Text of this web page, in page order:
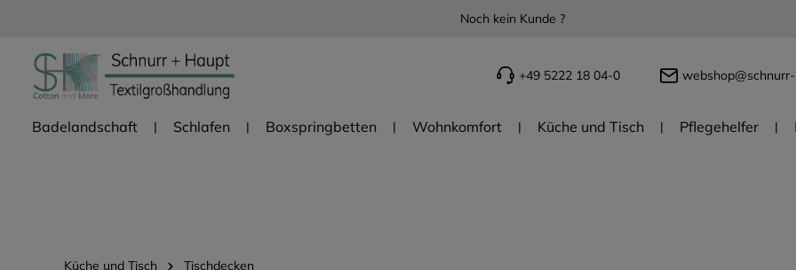
Noch kein Kunde ?
+49 5222 18 04-0
Badelandschaft Schlafen Boxspringbetten Wohnkomfort Küche und Tisch Pflegehelfer
Küche und Tisch Tischdecken